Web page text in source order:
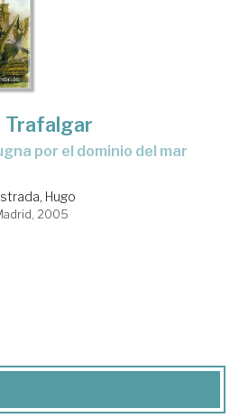
Trafalgar
Hugo
2005